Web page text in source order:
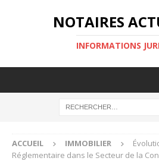
NOTAIRES
INFORMATIONS
ACCUEIL IMMOBILIER
Réglementaire dans le Secteur de la